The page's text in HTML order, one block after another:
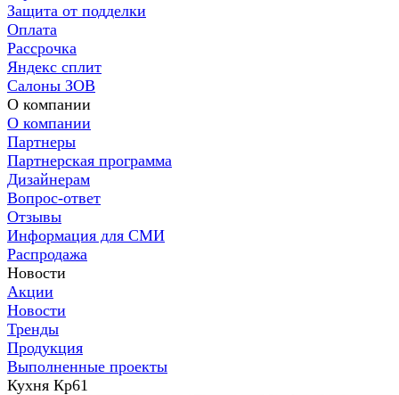
Защита от подделки
Оплата
Рассрочка
Яндекс сплит
Салоны ЗОВ
О компании
О компании
Партнеры
Партнерская программа
Дизайнерам
Вопрос-ответ
Отзывы
Информация для СМИ
Распродажа
Новости
Акции
Новости
Тренды
Продукция
Выполненные проекты
Кухня Кр61